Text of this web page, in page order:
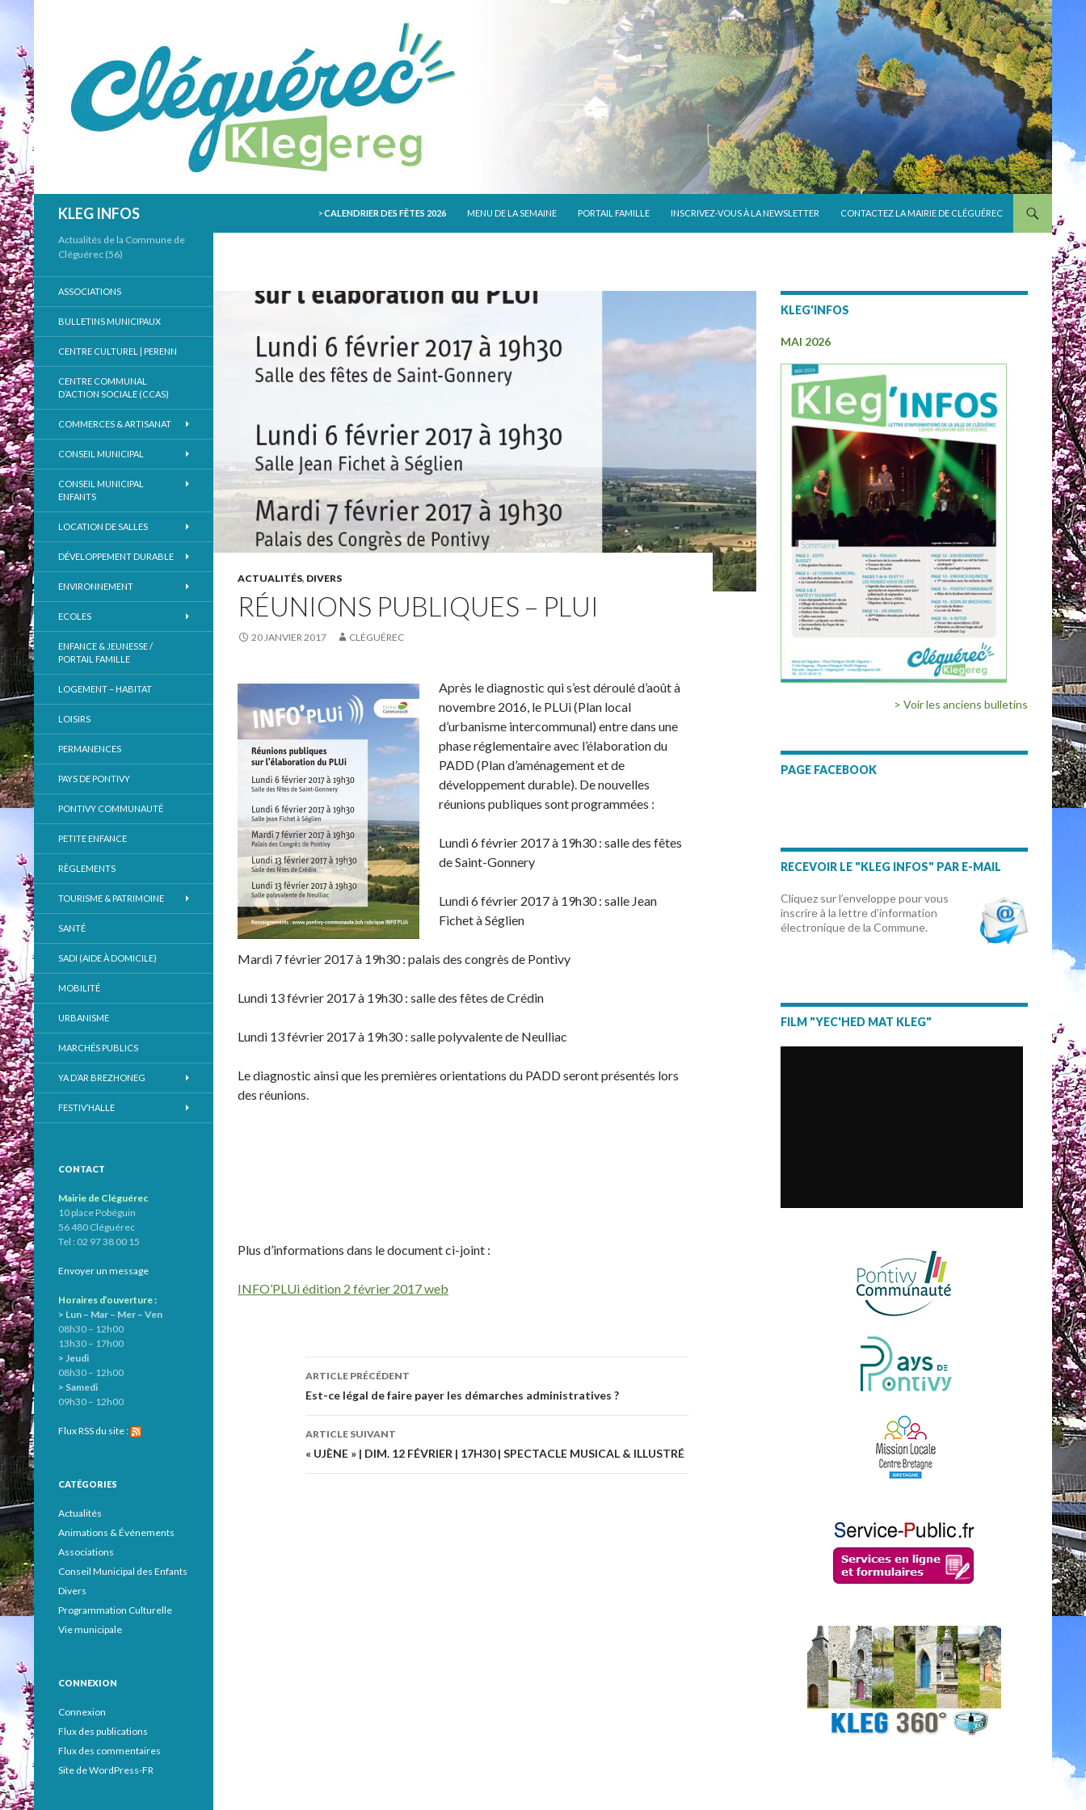
KLEG INFOS
>CALENDRIER DES FÊTES 2026 MENU DE LA SEMAINE PORTAIL FAMILLE INSCRIVEZ-VOUS À LA NEWSLETTER CONTACTEZ LA MAIRIE DE CLÉGUÉREC
ACTUALITÉS, DIVERS
RÉUNIONS PUBLIQUES – PLUI
20 JANVIER 2017 CLÉGUÉREC
Après le diagnostic qui s’est déroulé d’août à
novembre 2016, le PLUi (Plan local
d’urbanisme intercommunal) entre dans une
phase réglementaire avec l’élaboration du
PADD (Plan d’aménagement et de
développement durable). De nouvelles
réunions publiques sont programmées :
Lundi 6 février 2017 à 19h30 : salle des fêtes
de Saint-Gonnery
Lundi 6 février 2017 à 19h30 : salle Jean
Fichet à Séglien
Mardi 7 février 2017 à 19h30 : palais des congrès de Pontivy
Lundi 13 février 2017 à 19h30 : salle des fêtes de Crédin
Lundi 13 février 2017 à 19h30 : salle polyvalente de Neulliac
Le diagnostic ainsi que les premières orientations du PADD seront présentés lors
des réunions.
Plus d’informations dans le document ci-joint :
INFO’PLUi édition 2 février 2017 web
Navigation
des
articles
ARTICLE PRÉCÉDENT
Est-ce légal de faire payer les démarches administratives ?
ARTICLE SUIVANT
« UJÈNE » | DIM. 12 FÉVRIER | 17H30 | SPECTACLE MUSICAL & ILLUSTRÉ
KLEG'INFOS
MAI 2026
> Voir les anciens bulletins
PAGE FACEBOOK
RECEVOIR LE "KLEG INFOS" PAR E-MAIL
Cliquez sur l’enveloppe pour vous
inscrire à la lettre d’information
électronique de la Commune.
FILM "YEC'HED MAT KLEG"
Actualités de la Commune de
Cléguérec (56)
ASSOCIATIONS
BULLETINS MUNICIPAUX
CENTRE CULTUREL | PERENN
CENTRE COMMUNAL
D’ACTION SOCIALE (CCAS)
COMMERCES & ARTISANAT
CONSEIL MUNICIPAL
CONSEIL MUNICIPAL
ENFANTS
LOCATION DE SALLES
DÉVELOPPEMENT DURABLE
ENVIRONNEMENT
ECOLES
ENFANCE & JEUNESSE /
PORTAIL FAMILLE
LOGEMENT – HABITAT
LOISIRS
PERMANENCES
PAYS DE PONTIVY
PONTIVY COMMUNAUTÉ
PETITE ENFANCE
RÈGLEMENTS
TOURISME & PATRIMOINE
SANTÉ
SADI (AIDE À DOMICILE)
MOBILITÉ
URBANISME
MARCHÉS PUBLICS
YA D’AR BREZHONEG
FESTIV’HALLE
CONTACT
Mairie de Cléguérec
10 place Pobéguin
56 480 Cléguérec
Tel : 02 97 38 00 15
Envoyer un message
Horaires d’ouverture :
> Lun – Mar – Mer – Ven
08h30 – 12h00
13h30 – 17h00
> Jeudi
08h30 – 12h00
> Samedi
09h30 – 12h00
Flux RSS du site :
CATÉGORIES
Actualités
Animations & Événements
Associations
Conseil Municipal des Enfants
Divers
Programmation Culturelle
Vie municipale
CONNEXION
Connexion
Flux des publications
Flux des commentaires
Site de WordPress-FR